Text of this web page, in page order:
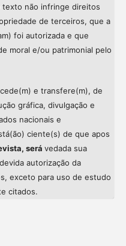
texto não infringe direitos
de terceiros, que a
foi autorizada e que
moral e/ou patrimonial pelo
e transfere(m), de
gráfica, divulgação e
nacionais e
ciente(s) de que apos
será vedada sua
autorização da
exceto para uso de estudo
citados.
Intro